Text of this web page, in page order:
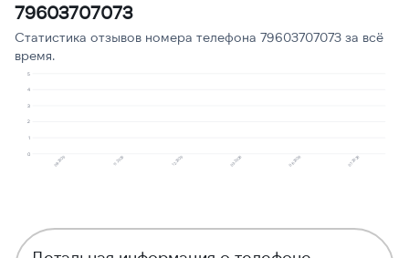
мошенничество
79603707073
Статистика отзывов номера телефона 79603707073 за всё
время.
0
1
2
3
4
5
08.2025 11.2025 12.2025 03.2026 06.2026 07.2026